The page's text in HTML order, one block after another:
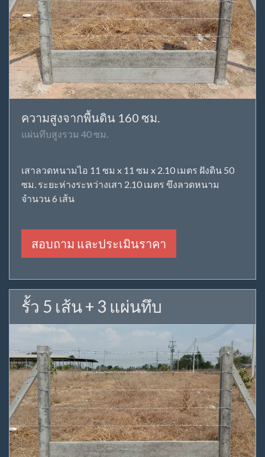
ความสูงจากพื้นดิน 160 ซม.
แผ่นทึบสูงรวม 40 ซม.
เสาลวดหนามไอ 11 ซม x 11 ซม x 2.10 เมตร ฝังดิน 50
ซม. ระยะห่างระหว่างเสา 2.10 เมตร ขึงลวดหนาม
จำนวน 6 เส้น
สอบถาม และประเมินราคา
รั้ว 5 เส้น + 3 แผ่นทึบ